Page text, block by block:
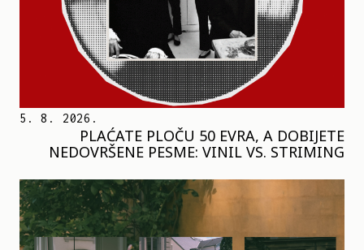
5. 8. 2026.
PLAĆATE PLOČU 50 EVRA, A DOBIJETE
NEDOVRŠENE PESME: VINIL VS. STRIMING